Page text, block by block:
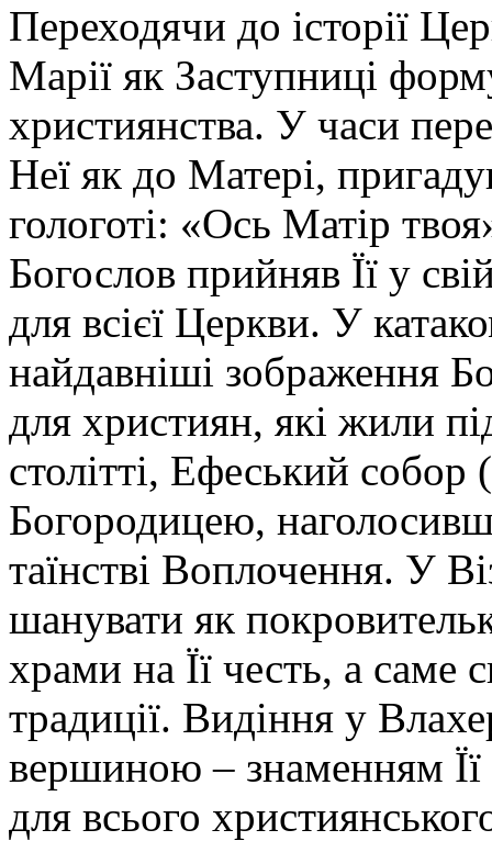
Переходячи до історії
Марії як Заступниці
християнства. У часи
Неї як до Матері,
гологоті: «Ось Матір
Богослов прийняв Її у
для всієї Церкви. У
найдавніші зображення
для християн, які жили
столітті, Ефеський
Богородицею,
таїнстві Воплочення. У
шанувати як
храми на Її честь, а саме
традиції. Видіння у
вершиною – знаменням Її
для всього